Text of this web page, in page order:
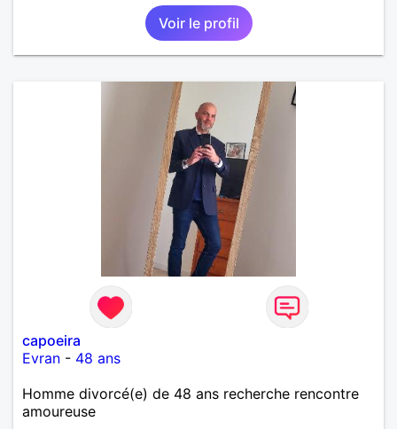
Voir le profil
capoeira
Evran - 48 ans
Homme divorcé(e) de 48 ans recherche rencontre
amoureuse